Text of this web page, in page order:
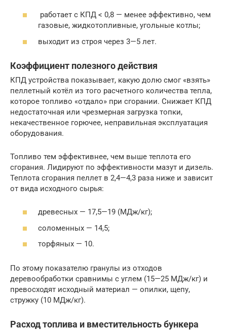
работает с КПД < 0,8 — менее эффективно, чем
газовые, жидкотопливные, угольные котлы;
выходит из строя через 3—5 лет.
Коэффициент полезного действия
КПД устройства показывает, какую долю смог «взять»
пеллетный котёл из того расчетного количества тепла,
которое топливо «отдало» при сгорании. Снижает КПД
недостаточная или чрезмерная загрузка топки,
некачественное горючее, неправильная эксплуатация
оборудования.
Топливо тем эффективнее, чем выше теплота его
сгорания. Лидируют по эффективности мазут и дизель.
Теплота сгорания пеллет в 2,4—4,3 раза ниже и зависит
от вида исходного сырья:
древесных — 17,5—19 (МДж/кг);
соломенных — 14,5;
торфяных — 10.
По этому показателю гранулы из отходов
деревообработки сравнимы с углем (15—25 МДж/кг) и
превосходят исходный материал — опилки, щепу,
стружку (10 МДж/кг).
Расход топлива и вместительность бункера